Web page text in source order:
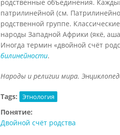
родственные объединения.
патрилинейной (см.
родственной группе.
народы Западной Африки (якё,
Иногда термин «двойной счёт
билинейности.
Народы и религии мира.
Tags: Этнология
Понятие:
Двойной счёт родства